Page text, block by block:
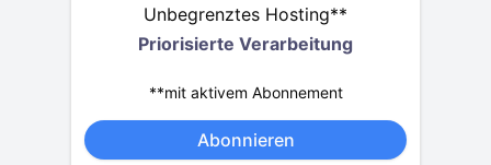
Unbegrenztes Hosting**
Priorisierte Verarbeitung
**mit aktivem Abonnement
Abonnieren